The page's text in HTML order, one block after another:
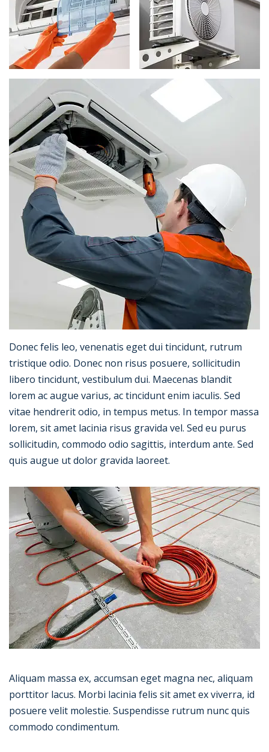
Donec felis leo, venenatis eget dui tincidunt, rutrum
tristique odio. Donec non risus posuere, sollicitudin
libero tincidunt, vestibulum dui. Maecenas blandit
lorem ac augue varius, ac tincidunt enim iaculis. Sed
vitae hendrerit odio, in tempus metus. In tempor massa
lorem, sit amet lacinia risus gravida vel. Sed eu purus
sollicitudin, commodo odio sagittis, interdum ante. Sed
quis augue ut dolor gravida laoreet.
Aliquam massa ex, accumsan eget magna nec, aliquam
porttitor lacus. Morbi lacinia felis sit amet ex viverra, id
posuere velit molestie. Suspendisse rutrum nunc quis
commodo condimentum.